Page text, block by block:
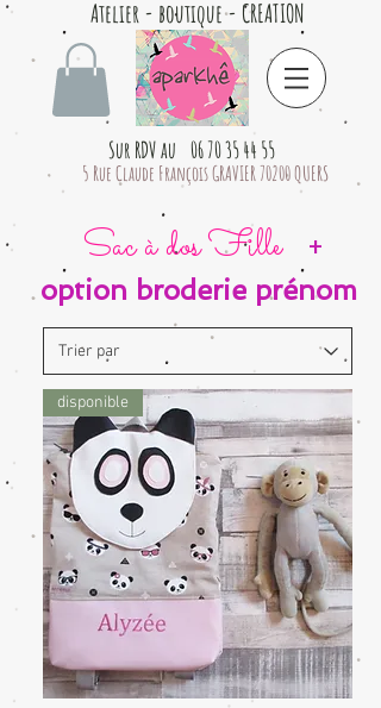
Atelier - boutique - CREATION
Sur RDV au 06 70 35 44 55
5 Rue Claude François GRAVIER 70200 QUERS
Sac à dos Fille
+
option broderie prénom
disponible